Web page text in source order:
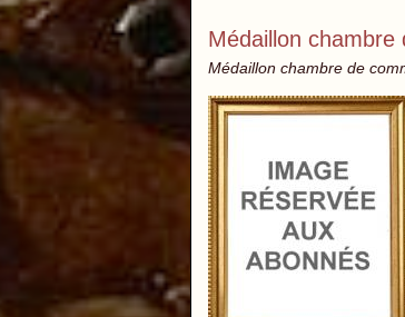
Médaillon
Médaillon chambre de